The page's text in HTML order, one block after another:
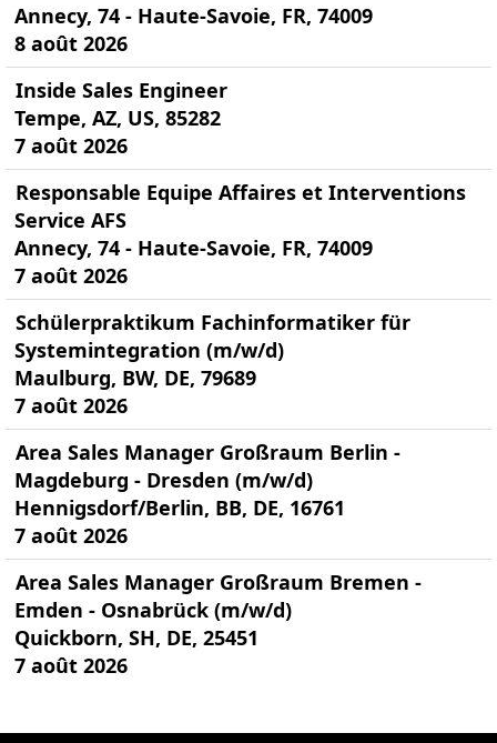
Annecy, 74 - Haute-Savoie, FR, 74009
8 août 2026
Inside Sales Engineer
Tempe, AZ, US, 85282
7 août 2026
Responsable Equipe Affaires et Interventions
Service AFS
Annecy, 74 - Haute-Savoie, FR, 74009
7 août 2026
Schülerpraktikum Fachinformatiker für
Systemintegration (m/w/d)
Maulburg, BW, DE, 79689
7 août 2026
Area Sales Manager Großraum Berlin -
Magdeburg - Dresden (m/w/d)
Hennigsdorf/Berlin, BB, DE, 16761
7 août 2026
Area Sales Manager Großraum Bremen -
Emden - Osnabrück (m/w/d)
Quickborn, SH, DE, 25451
7 août 2026